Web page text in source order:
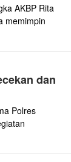
AKBP Rita
memimpin
dan
Polres